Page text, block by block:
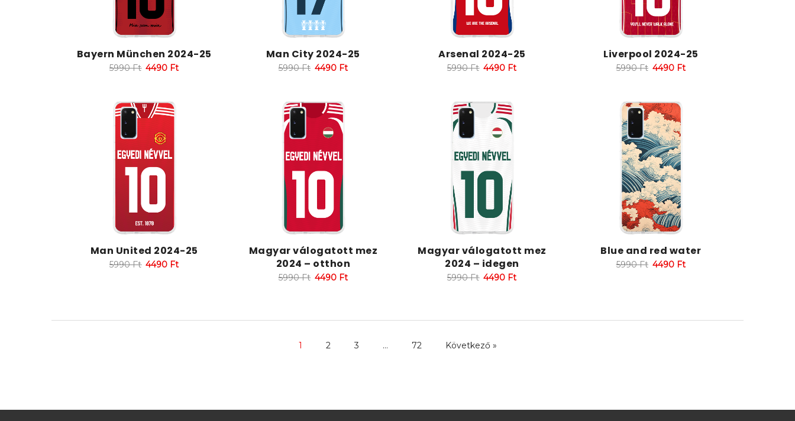
Bayern München 2024-25
5990Ft 4490 Ft
Man City 2024-25
5990Ft 4490 Ft
Arsenal 2024-25
5990Ft 4490 Ft
Liverpool 2024-25
5990Ft 4490 Ft
Man United 2024-25
5990Ft 4490 Ft
Magyar válogatott mez
2024 – otthon
5990Ft 4490 Ft
Magyar válogatott mez
2024 – idegen
5990Ft 4490 Ft
Blue and red water
5990Ft 4490 Ft
1 2 3 … 72 Következő »